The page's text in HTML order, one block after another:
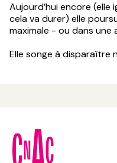
Aujourd’hui encore
cela va durer) elle
maximale - ou dans une
Elle songe à disparaître